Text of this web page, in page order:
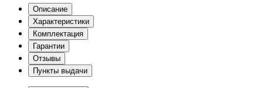
Описание
Характеристики
Комплектация
Гарантии
Отзывы
Пункты выдачи